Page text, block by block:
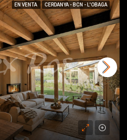
EN VENTA CERDANYA - BCN - L'OBAGA